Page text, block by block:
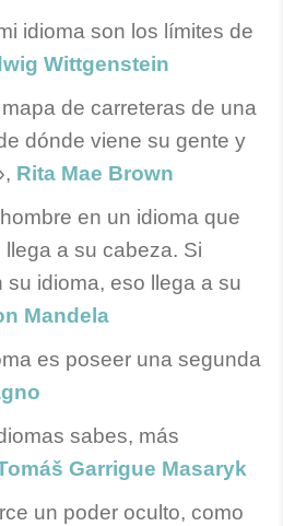
idioma son los límites de
Wittgenstein
de carreteras de una
dónde viene su gente y
Rita Mae Brown
en un idioma que
a su cabeza. Si
su idioma, eso llega a su
Mandela
es poseer una segunda
sabes, más
Garrigue Masaryk
un poder oculto, como